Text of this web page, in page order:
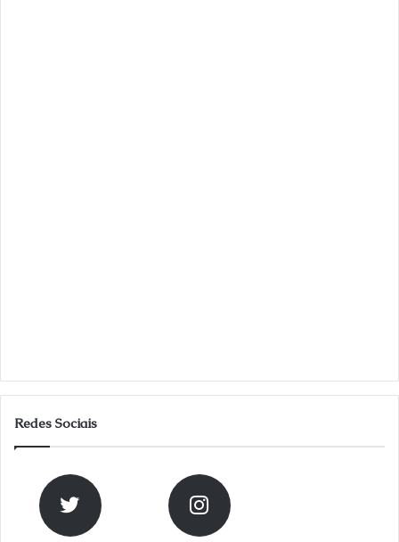
Redes Sociais